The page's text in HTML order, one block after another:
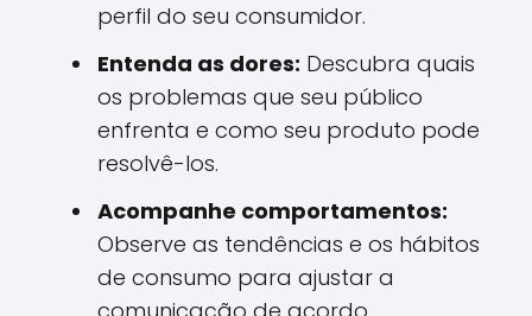
perfil do seu consumidor.
Entenda as dores: Descubra quais
os problemas que seu público
enfrenta e como seu produto pode
resolvê-los.
Acompanhe comportamentos:
Observe as tendências e os hábitos
de consumo para ajustar a